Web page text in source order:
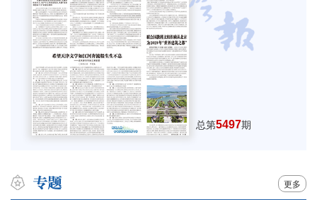
总第5497期
更多